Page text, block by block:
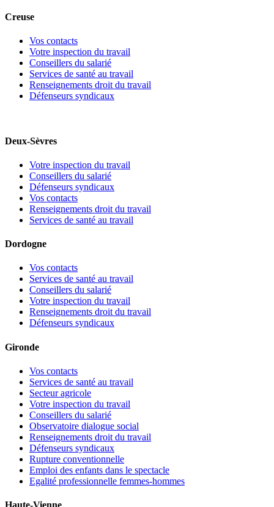
Creuse
Vos contacts
Votre inspection du travail
Conseillers du salarié
Services de santé au travail
Renseignements droit du travail
Défenseurs syndicaux
Deux-Sèvres
Votre inspection du travail
Conseillers du salarié
Défenseurs syndicaux
Vos contacts
Renseignements droit du travail
Services de santé au travail
Dordogne
Vos contacts
Services de santé au travail
Conseillers du salarié
Votre inspection du travail
Renseignements droit du travail
Défenseurs syndicaux
Gironde
Vos contacts
Services de santé au travail
Secteur agricole
Votre inspection du travail
Conseillers du salarié
Observatoire dialogue social
Renseignements droit du travail
Défenseurs syndicaux
Rupture conventionnelle
Emploi des enfants dans le spectacle
Egalité professionnelle femmes-hommes